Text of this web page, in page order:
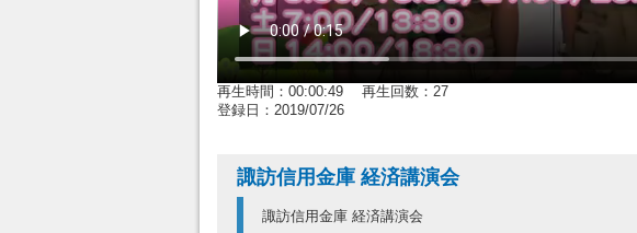
再生時間：00:00:49 再生回数：27
登録日：2019/07/26
諏訪信用金庫 経済講演会
諏訪信用金庫 経済講演会